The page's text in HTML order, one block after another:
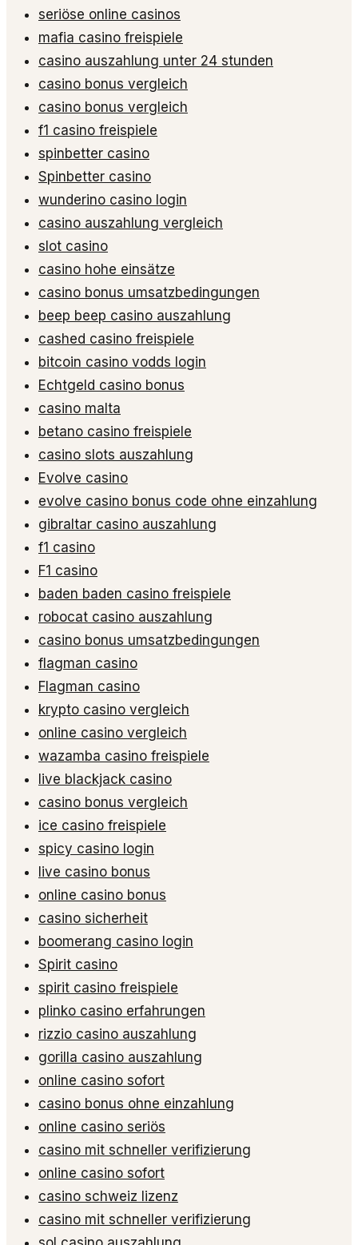
seriöse online casinos
mafia casino freispiele
casino auszahlung unter 24 stunden
casino bonus vergleich
casino bonus vergleich
f1 casino freispiele
spinbetter casino
Spinbetter casino
wunderino casino login
casino auszahlung vergleich
slot casino
casino hohe einsätze
casino bonus umsatzbedingungen
beep beep casino auszahlung
cashed casino freispiele
bitcoin casino vodds login
Echtgeld casino bonus
casino malta
betano casino freispiele
casino slots auszahlung
Evolve casino
evolve casino bonus code ohne einzahlung
gibraltar casino auszahlung
f1 casino
F1 casino
baden baden casino freispiele
robocat casino auszahlung
casino bonus umsatzbedingungen
flagman casino
Flagman casino
krypto casino vergleich
online casino vergleich
wazamba casino freispiele
live blackjack casino
casino bonus vergleich
ice casino freispiele
spicy casino login
live casino bonus
online casino bonus
casino sicherheit
boomerang casino login
Spirit casino
spirit casino freispiele
plinko casino erfahrungen
rizzio casino auszahlung
gorilla casino auszahlung
online casino sofort
casino bonus ohne einzahlung
online casino seriös
casino mit schneller verifizierung
online casino sofort
casino schweiz lizenz
casino mit schneller verifizierung